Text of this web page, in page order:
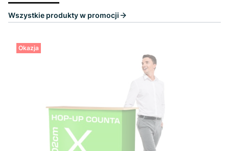
Wszystkie produkty w promocji
Okazja